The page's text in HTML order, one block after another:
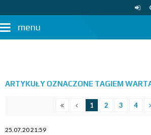
menu
ARTYKUŁY OZNACZONE TAGIEM
1 2 3 4
25.07.20 21:59